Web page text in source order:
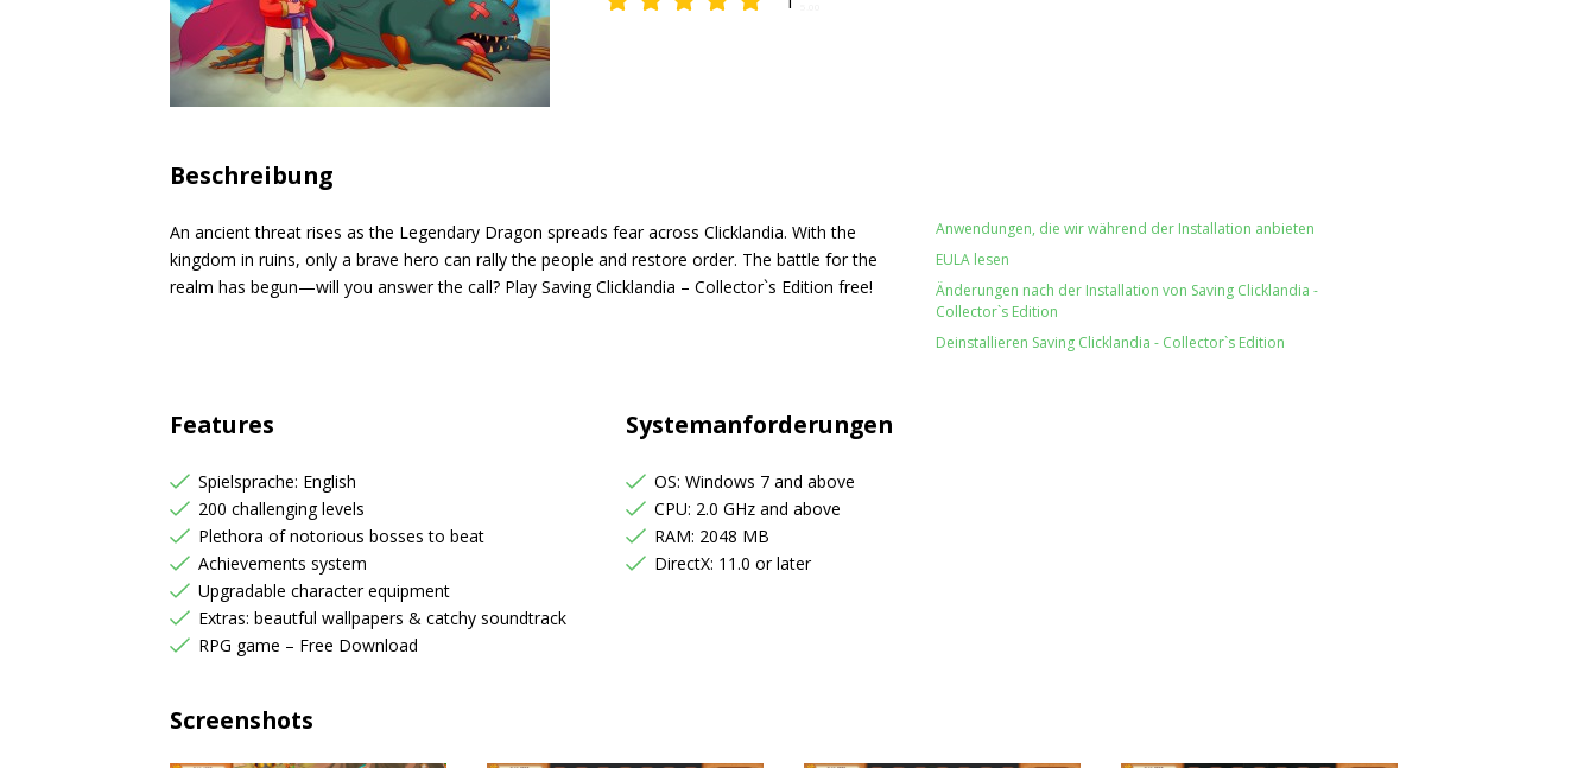
Beschreibung
An ancient threat rises as the Legendary Dragon spreads fear across Clicklandia. With the
kingdom in ruins, only a brave hero can rally the people and restore order. The battle for the
realm has begun—will you answer the call? Play Saving Clicklandia – Collector`s Edition free!
Anwendungen, die wir während der Installation anbieten
EULA lesen
Änderungen nach der Installation von Saving Clicklandia -
Collector`s Edition
Deinstallieren Saving Clicklandia - Collector`s Edition
Features
Spielsprache: English
200 challenging levels
Plethora of notorious bosses to beat
Achievements system
Upgradable character equipment
Extras: beautful wallpapers & catchy soundtrack
RPG game – Free Download
Systemanforderungen
OS: Windows 7 and above
CPU: 2.0 GHz and above
RAM: 2048 MB
DirectX: 11.0 or later
Screenshots